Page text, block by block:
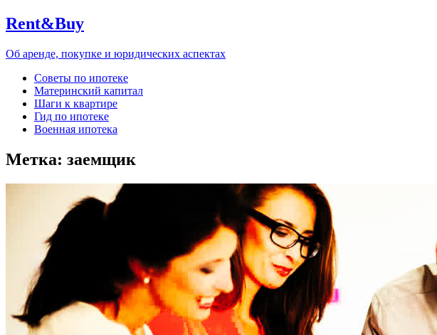
Rent&Buy
Об аренде, покупке и юридических аспектах
Советы по ипотеке
Материнский капитал
Шаги к квартире
Гид по ипотеке
Военная ипотека
Метка: заемщик